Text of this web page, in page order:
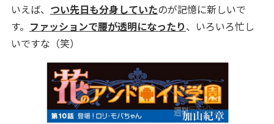
いえば、 つい先日も分身していたのが記憶に新しいで
す。 ファッションで腰が透明になったり、いろいろ忙し
いですな（笑）